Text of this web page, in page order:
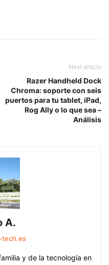
Next article
Razer Handheld Dock
Chroma: soporte con seis
puertos para tu tablet, iPad,
Rog Ally o lo que sea –
Análisis
A.
y de la tecnología en